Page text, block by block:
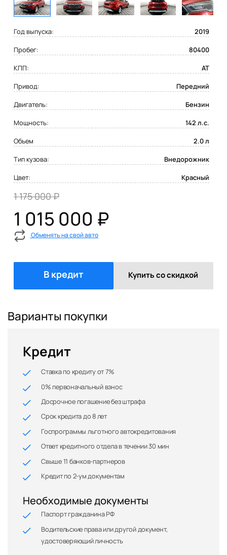
Год выпуска:
2019
Пробег:
80400
КПП:
AT
Привод:
Передний
Двигатель:
Бензин
Мощность:
142 л.с.
Объем
2.0 л
Тип кузова:
Внедорожник
Цвет:
Красный
1 175 000 ₽
1 015 000 ₽
Обменять на свой авто
В кредит Купить со скидкой
Варианты покупки
Кредит
Ставка по кредиту от 7%
0% первоначальный взнос
Досрочное погашение без штрафа
Срок кредита до 8 лет
Госпрограммы льготного автокредитования
Ответ кредитного отдела в течении 30 мин
Свыше 11 банков-партнеров
Кредит по 2-ум документам
Необходимые документы
Паспорт гражданина РФ
Водительские права или другой документ,
удостоверяющий личность